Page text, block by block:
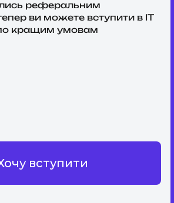
реферальним
ви можете вступити в IT
кращим умовам
вступити